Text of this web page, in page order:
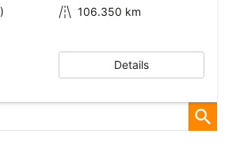
106.350 km
Details